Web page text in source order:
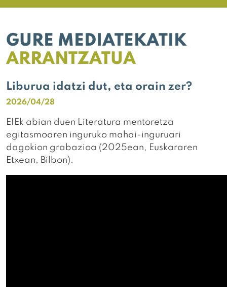
GURE MEDIATEKATIK
ARRANTZATUA
Liburua idatzi dut, eta orain zer?
2026/04/28
EIEk abian duen Literatura mentoretza
egitasmoaren inguruko mahai-inguruari
dagokion grabazioa (2025ean, Euskararen
Etxean, Bilbon).